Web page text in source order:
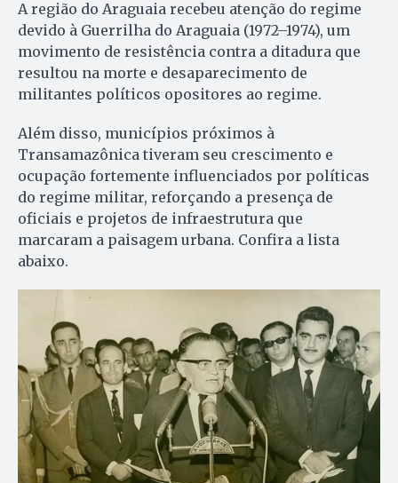
A região do Araguaia recebeu atenção do regime
devido à Guerrilha do Araguaia (1972–1974), um
movimento de resistência contra a ditadura que
resultou na morte e desaparecimento de
militantes políticos opositores ao regime.
Além disso, municípios próximos à
Transamazônica tiveram seu crescimento e
ocupação fortemente influenciados por políticas
do regime militar, reforçando a presença de
oficiais e projetos de infraestrutura que
marcaram a paisagem urbana. Confira a lista
abaixo.